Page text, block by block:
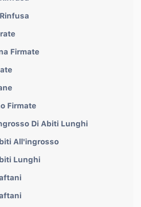
Firmate
Firmate
Di Abiti Lunghi
All'ingrosso
Lunghi